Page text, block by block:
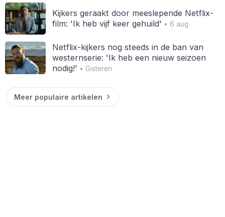
Kijkers geraakt door meeslepende Netflix-
film: 'Ik heb vijf keer gehuild' • 6 aug
Netflix-kijkers nog steeds in de ban van
westernserie: 'Ik heb een nieuw seizoen
nodig!' • Gisteren
Meer populaire artikelen